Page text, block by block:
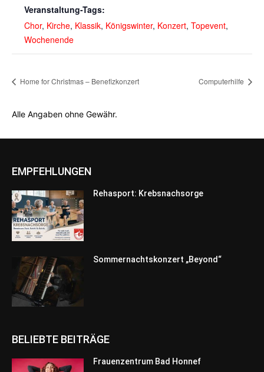
Veranstaltung-Tags:
Chor, Kirche, Klassik, Königswinter, Konzert, Topevent,
Wochenende
Home for Christmas – Benefizkonzert Computerhilfe
Alle Angaben ohne Gewähr.
EMPFEHLUNGEN
Rehasport: Krebsnachsorge
Sommernachtskonzert „Beyond“
BELIEBTE BEITRÄGE
Frauenzentrum Bad Honnef